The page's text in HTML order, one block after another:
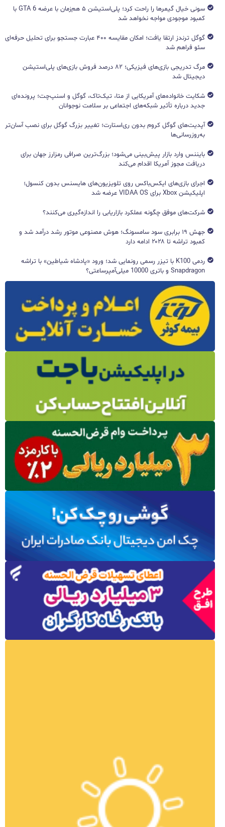
سونی خیال گیمرها را راحت کرد؛ پلی‌استیشن ۵ هم‌زمان با عرضه GTA 6 با
کمبود موجودی مواجه نخواهد شد
گوگل ترندز ارتقا یافت؛ امکان مقایسه ۴۰۰ عبارت جستجو برای تحلیل حرفه‌ای
سئو فراهم شد
مرگ تدریجی بازی‌های فیزیکی؛ ۸۲ درصد فروش بازی‌های پلی‌استیشن
دیجیتال شد
شکایت خانواده‌های آمریکایی از متا، تیک‌تاک، گوگل و اسنپ‌چت؛ پرونده‌ای
جدید درباره تأثیر شبکه‌های اجتماعی بر سلامت نوجوانان
آپدیت‌های گوگل کروم بدون ری‌استارت؛ تغییر بزرگ گوگل برای نصب آسان‌تر
به‌روزرسانی‌ها
بایننس وارد بازار پیش‌بینی می‌شود؛ بزرگ‌ترین صرافی رمزارز جهان برای
دریافت مجوز آمریکا اقدام می‌کند
اجرای بازی‌های ایکس‌باکس روی تلویزیون‌های هایسنس بدون کنسول؛
اپلیکیشن Xbox برای VIDAA OS عرضه شد
شرکت‌های موفق چگونه عملکرد بازاریابی را اندازه‌گیری می‌کنند؟
جهش ۱۹ برابری سود سامسونگ؛ هوش مصنوعی موتور رشد درآمد شد و
کمبود تراشه تا ۲۰۲۸ ادامه دارد
ردمی K100 با تیزر رسمی رونمایی شد؛ ورود «پادشاه شیاطین» با تراشه
Snapdragon و باتری 10000 میلی‌آمپرساعتی؟